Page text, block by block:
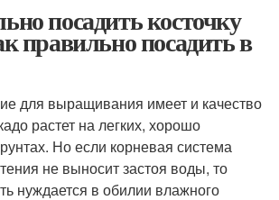
посадить косточку
правильно посадить в
для выращивания имеет и качество
растет на легких, хорошо
Но если корневая система
не выносит застоя воды, то
нуждается в обилии влажного